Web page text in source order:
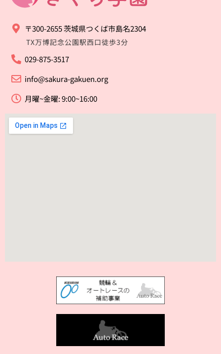
〒300-2655 茨城県つくば市島名2304
TX万博記念公園駅西口徒歩3分
029-875-3517
info@sakura-gakuen.org
月曜~金曜: 9:00~16:00